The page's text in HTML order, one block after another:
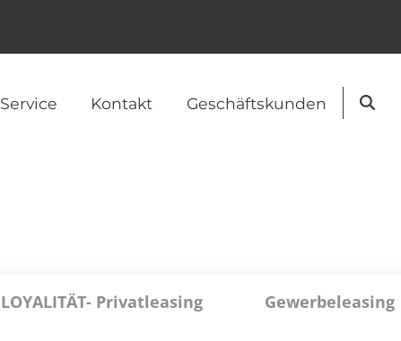
Service Kontakt Geschäftskunden Suche
LOYALITÄT- Privatleasing Gewerbeleasing